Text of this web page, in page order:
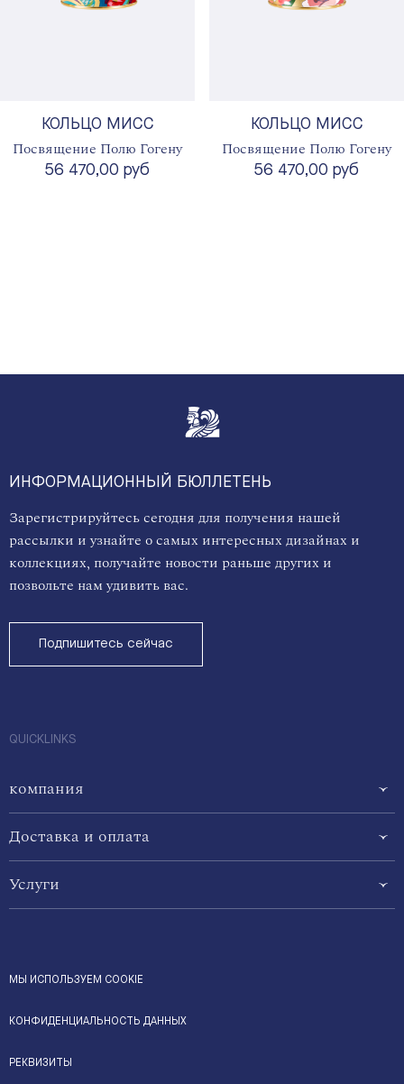
КОЛЬЦО МИСС
Посвящение Полю Гогену
56 470,00 руб
КОЛЬЦО МИСС
Посвящение Полю Гогену
56 470,00 руб
ИНФОРМАЦИОННЫЙ БЮЛЛЕТЕНЬ
Зарегистрируйтесь сегодня для получения нашей
рассылки и узнайте о самых интересных дизайнах и
коллекциях, получайте новости раньше других и
позвольте нам удивить вас.
Подпишитесь сейчас
QUICKLINKS
компания
Доставка и оплата
Услуги
МЫ ИСПОЛЬЗУЕМ COOKIE
КОНФИДЕНЦИАЛЬНОСТЬ ДАННЫХ
РЕКВИЗИТЫ